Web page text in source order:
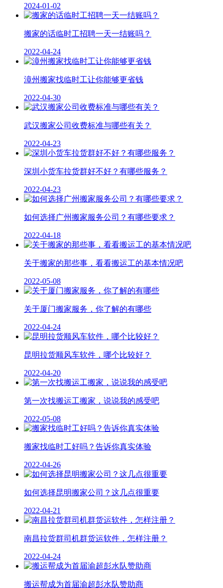
2024-01-02
搬家的话临时工招聘一天一结账吗？
2022-04-24
漳州搬家找临时工让你能够更省钱
2022-04-30
武汉搬家公司收费标准与哪些有关？
2022-04-23
深圳小货车拉货群好不好？有哪些服务？
2022-04-23
如何选择广州搬家服务公司？有哪些要求？
2022-04-18
关于搬家的那些事，看看搬运工的基本情况吧
2022-05-08
关于厦门搬家服务，你了解的有哪些
2022-04-24
昆明拉货顺风车软件，哪个比较好？
2022-04-20
第一次找搬运工搬家，说说我的感受吧
2022-05-08
搬家找临时工好吗？告诉你真实体验
2022-04-26
如何选择昆明搬家公司？这几点很重要
2022-04-21
南昌拉货群司机群货运软件，怎样注册？
2022-04-24
搬运帮成为首届渝超彭水队赞助商